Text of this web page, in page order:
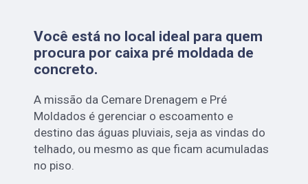
Você está no local ideal para quem
procura por caixa pré moldada de
concreto.
A missão da Cemare Drenagem e Pré
Moldados é gerenciar o escoamento e
destino das águas pluviais, seja as vindas do
telhado, ou mesmo as que ficam acumuladas
no piso.